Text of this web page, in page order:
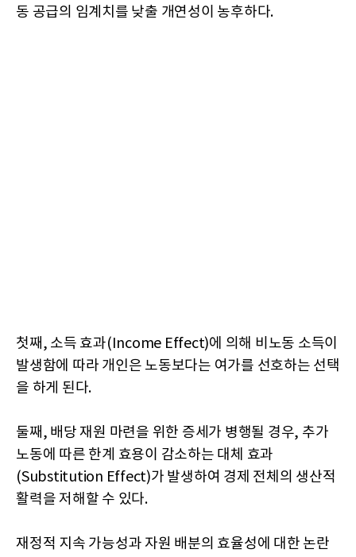
동 공급의 임계치를 낮출 개연성이 농후하다.
첫째, 소득 효과(Income Effect)에 의해 비노동 소득이
발생함에 따라 개인은 노동보다는 여가를 선호하는 선택
을 하게 된다.
둘째, 배당 재원 마련을 위한 증세가 병행될 경우, 추가
노동에 따른 한계 효용이 감소하는 대체 효과
(Substitution Effect)가 발생하여 경제 전체의 생산적
활력을 저해할 수 있다.
재정적 지속 가능성과 자원 배분의 효율성에 대한 논란